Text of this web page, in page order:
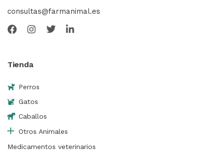
consultas@farmanimal.es
Tienda
Perros
Gatos
Caballos
Otros Animales
Medicamentos veterinarios